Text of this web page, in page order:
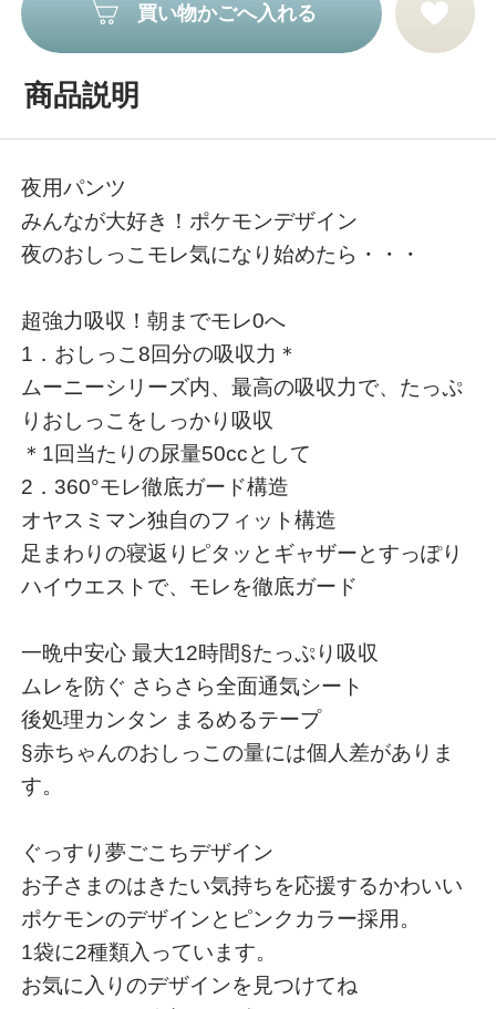
買い物かごへ入れる
商品説明
夜用パンツ
みんなが大好き！ポケモンデザイン
夜のおしっこモレ気になり始めたら・・・
超強力吸収！朝までモレ0へ
1．おしっこ8回分の吸収力＊
ムーニーシリーズ内、最高の吸収力で、たっぷ
りおしっこをしっかり吸収
＊1回当たりの尿量50ccとして
2．360°モレ徹底ガード構造
オヤスミマン独自のフィット構造
足まわりの寝返りピタッとギャザーとすっぽり
ハイウエストで、モレを徹底ガード
一晩中安心 最大12時間§たっぷり吸収
ムレを防ぐ さらさら全面通気シート
後処理カンタン まるめるテープ
§赤ちゃんのおしっこの量には個人差がありま
す。
ぐっすり夢ごこちデザイン
お子さまのはきたい気持ちを応援するかわいい
ポケモンのデザインとピンクカラー採用。
1袋に2種類入っています。
お気に入りのデザインを見つけてね